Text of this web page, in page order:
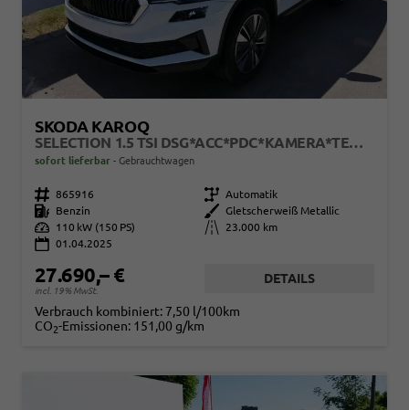
SKODA KAROQ
SELECTION 1.5 TSI DSG*ACC*PDC*KAMERA*TEMPOMAT*LED*SMARTLINK*KLIMA*RADIO*17-ZOLL
sofort lieferbar Gebrauchtwagen
Fahrzeugnr. 865916 Getriebe Automatik
Kraftstoff
Benzin Außenfarbe
Gletscherweiß Metallic
Leistung
110 kW (150 PS) Kilometerstand
23.000 km
01.04.2025
27.690,– €
incl. 19% MwSt.
DETAILS
Verbrauch kombiniert: 7,50 l/100km
CO2-Emissionen: 151,00 g/km